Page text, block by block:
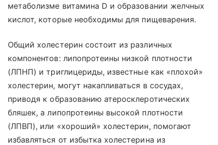
метаболизме витамина D и образовании желчных
кислот, которые необходимы для пищеварения.
Общий холестерин состоит из различных
компонентов: липопротеины низкой плотности
(ЛПНП) и триглицериды, известные как «плохой»
холестерин, могут накапливаться в сосудах,
приводя к образованию атеросклеротических
бляшек, а липопротеины высокой плотности
(ЛПВП), или «хороший» холестерин, помогают
избавляться от избытка холестерина из